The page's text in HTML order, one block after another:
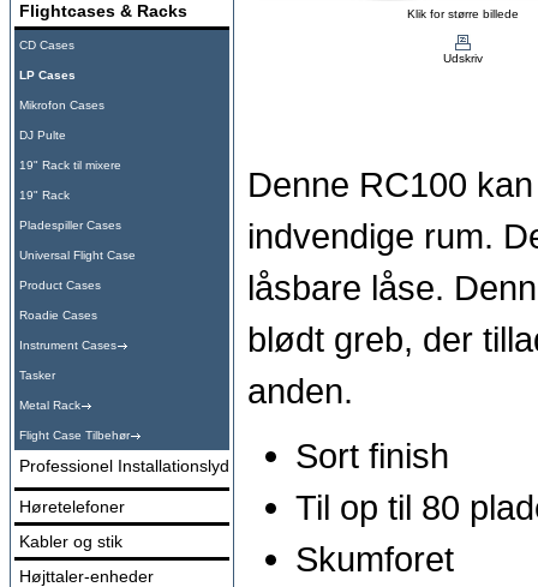
Flightcases & Racks
CD Cases
LP Cases
Mikrofon Cases
DJ Pulte
19" Rack til mixere
19" Rack
Pladespiller Cases
Universal Flight Case
Product Cases
Roadie Cases
Instrument Cases
Tasker
Metal Rack
Flight Case Tilbehør
Professionel Installationslyd
Høretelefoner
Kabler og stik
Højttaler-enheder
Klik for større billede
Udskriv
Denne RC100
indvendige rum.
låsbare låse.
blødt greb, der
anden.
Sort finish
Til op til 80
Skumforet